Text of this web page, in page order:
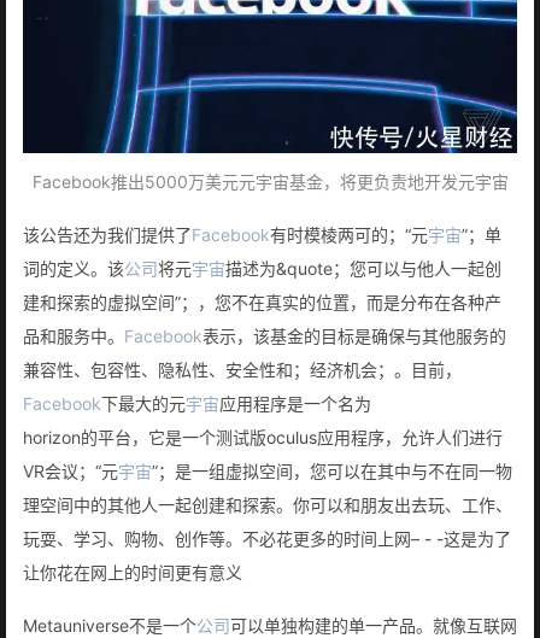
Facebook推出5000万美元元宇宙基金，将更负责地开发元宇宙
该公告还为我们提供了Facebook有时模棱两可的；“元宇宙”；单
词的定义。该公司将元宇宙描述为&quote；您可以与他人一起创
建和探索的虚拟空间”；，您不在真实的位置，而是分布在各种产
品和服务中。 Facebook表示，该基金的目标是确保与其他服务的
兼容性、包容性、隐私性、安全性和；经济机会；。目前，
Facebook下最大的元宇宙应用程序是一个名为
horizon的平台，它是一个测试版oculus应用程序，允许人们进行
VR会议；“元宇宙”；是一组虚拟空间，您可以在其中与不在同一物
理空间中的其他人一起创建和探索。你可以和朋友出去玩、工作、
玩耍、学习、购物、创作等。不必花更多的时间上网– - -这是为了
让你花在网上的时间更有意义
Metauniverse不是一个公司可以单独构建的单一产品。就像互联网